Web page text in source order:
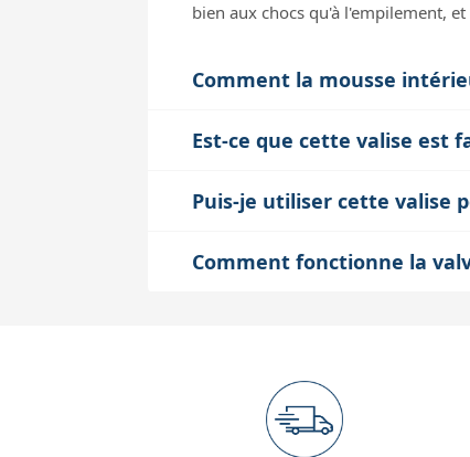
bien aux chocs qu'à l'empilement,
Comment la mousse
mouvements internes lors du
composants sensibles,
Est-ce que cette valise est
longues ou un poids élevé,
considérablement la fatigue et
Puis-je utiliser cette valise
du matériel de taille moyenne. Il
Comment fonctionne la